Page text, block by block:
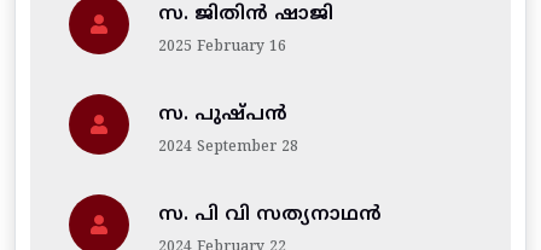
സ. ജിതിന്‍ ഷാജി
2025 February 16
സ. പുഷ്പൻ
2024 September 28
സ. പി വി സത്യനാഥൻ